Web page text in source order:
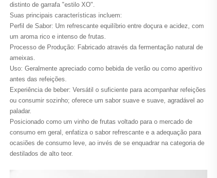
distinto de garrafa "estilo XO".
Suas principais características incluem:
Perfil de Sabor: Um refrescante equilíbrio entre doçura e acidez, com
um aroma rico e intenso de frutas.
Processo de Produção: Fabricado através da fermentação natural de
ameixas.
Uso: Geralmente apreciado como bebida de verão ou como aperitivo
antes das refeições.
Experiência de beber: Versátil o suficiente para acompanhar refeições
ou consumir sozinho; oferece um sabor suave e suave, agradável ao
paladar.
Posicionado como um vinho de frutas voltado para o mercado de
consumo em geral, enfatiza o sabor refrescante e a adequação para
ocasiões de consumo leve, ao invés de se enquadrar na categoria de
destilados de alto teor.